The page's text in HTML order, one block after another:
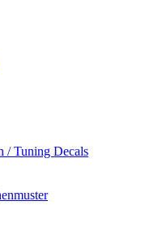
/ Tuning Decals